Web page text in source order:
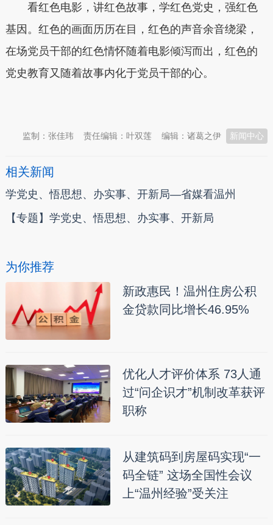
看红色电影，讲红色故事，学红色党史，强红色
基因。红色的画面历历在目，红色的声音余音绕梁，
在场党员干部的红色情怀随着电影倾泻而出，红色的
党史教育又随着故事内化于党员干部的心。
新闻中心
编辑：诸葛之伊
责任编辑：叶双莲
监制：张佳玮
相关新闻
学党史、悟思想、办实事、开新局—省媒看温州
【专题】学党史、悟思想、办实事、开新局
为你推荐
新政惠民！温州住房公积
金贷款同比增长46.95%
优化人才评价体系 73人通
过“问企识才”机制改革获评
职称
从建筑码到房屋码实现“一
码全链” 这场全国性会议
上“温州经验”受关注